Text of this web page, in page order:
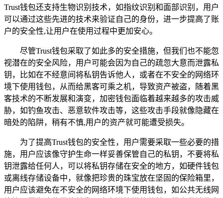
Trust钱包还支持生物识别技术，如指纹识别和面部识别，用户
可以通过这些先进的技术来验证自己的身份，进一步提高了账
户的安全性,让用户在使用过程中更加安心。
尽管Trust钱包采取了如此多的安全措施，但我们也不能忽
视潜在的安全风险，用户可能会因为自己的疏忽大意而泄露私
钥，比如在不经意间将私钥告诉他人，或者在不安全的网络环
境下使用钱包，从而给黑客可乘之机，导致资产被盗，随着黑
客技术的不断发展和演变，加密钱包面临着越来越多的攻击威
胁，如钓鱼攻击、恶意软件攻击等，这些攻击手段就像隐藏在
暗处的陷阱，稍有不慎,用户的资产就可能遭受损失。
为了提高Trust钱包的安全性，用户需要采取一些必要的措
施，用户应该像守护生命一样妥善保管自己的私钥，不要将私
钥泄露给任何人，可以将私钥存储在安全的地方，如硬件钱包
或离线存储设备中，就像把珍贵的珠宝放在坚固的保险箱里，
用户应该避免在不安全的网络环境下使用钱包，如公共无线网